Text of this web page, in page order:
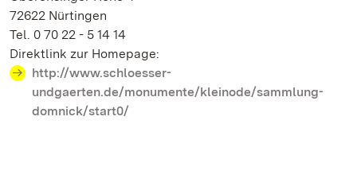
72622 Nürtingen
Tel. 0 70 22 - 5 14 14
Direktlink zur Homepage:
http://www.schloesser-
undgaerten.de/monumente/kleinode/sammlung-
domnick/start0/